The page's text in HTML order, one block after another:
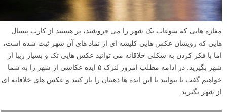
مغازه هایی که سوغات یک شهر را می فروشند، پر هستند از کارت پستال
هایی که رویشان عکس هایی کلیشه ای از نماد های آن شهر ثبت شده است،
اما با فکر کردن به شکلی خلاقانه می توانید عکس هایی تک و بسیار زیبا از
شهر بگیرید. در ادامه مطلب امروز لنزک ۵ ایده عکاسی از شهر را به شما
خواهیم گفت تا بتوانید با این ایده ها ذهنتان را باز کنید و عکس های خلاقانه ای
از شهر بگیرید.